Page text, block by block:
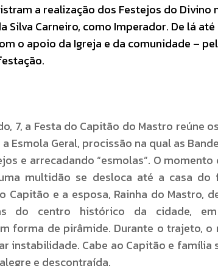
a realização dos Festejos do Divino
Silva Carneiro, como Imperador. De lá
o apoio da Igreja e da comunidade –
7, a Festa do Capitão do Mastro reúne
Esmola Geral, procissão na qual as
e arrecadando “esmolas”. O
multidão se desloca até a casa
e a esposa, Rainha do Mastro,
do centro histórico da cidade,
forma de pirâmide. Durante o trajeto,
instabilidade. Cabe ao Capitão e família
e descontraída.